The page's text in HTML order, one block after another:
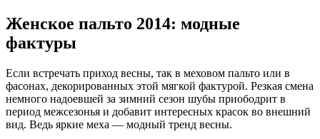
Женское пальто 2014: модные
фактуры
Если встречать приход весны, так в меховом пальто или в
фасонах, декорированных этой мягкой фактурой. Резкая смена
немного надоевшей за зимний сезон шубы приободрит в
период межсезонья и добавит интересных красок во внешний
вид. Ведь яркие меха — модный тренд весны.